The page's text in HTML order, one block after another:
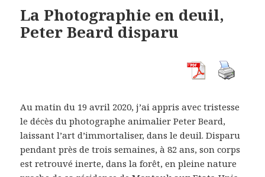
La Photographie en deuil,
Peter Beard disparu
Au matin du 19 avril 2020, j’ai appris avec tristesse
le décès du photographe animalier Peter Beard,
laissant l’art d’immortaliser, dans le deuil. Disparu
pendant près de trois semaines, à 82 ans, son corps
est retrouvé inerte, dans la forêt, en pleine nature